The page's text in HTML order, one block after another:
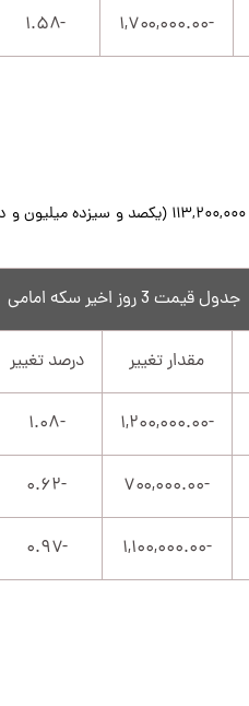
-۱,۷۰۰,۰۰۰.۰۰ -۱.۵۸
جدول قیمت 3 روز اخیر سکه امامی
مقدار تغییر درصد تغییر
-۱,۲۰۰,۰۰۰.۰۰ -۱.۰۸
-۷۰۰,۰۰۰.۰۰ -۰.۶۲
-۱,۱۰۰,۰۰۰.۰۰ -۰.۹۷